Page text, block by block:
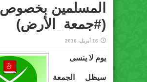
المسلمين بخصوص
(‫#‏جمعة_الأرض‬)
16 أبريل، 2016
يوم لا ينسى
سيظل الجمعة